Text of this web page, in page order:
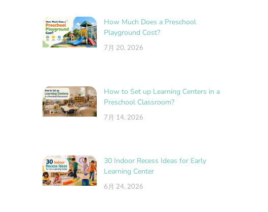
How Much Does a Preschool
Playground Cost?
7月 20, 2026
How to Set up Learning Centers in a
Preschool Classroom?
7月 14, 2026
30 Indoor Recess Ideas for Early
Learning Center
6月 24, 2026